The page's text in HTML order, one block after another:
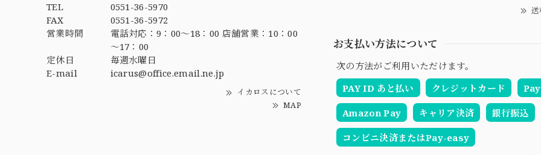
TEL
0551-36-5970
FAX
0551-36-5972
営業時間
電話対応：9：00～18：00 店舗営業：10：00
～17：00
定休日
毎週水曜日
E-mail
icarus@office.email.ne.jp
イカロスについて
MAP
お支払い方法について
次の方法がご利用いただけます。
PAY ID あと払い
クレジットカード
Amazon Pay キャリア決済 銀行振込
コンビニ決済またはPay-easy